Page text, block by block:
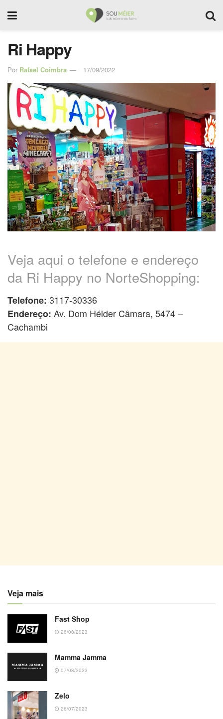
Ri Happy
Por Rafael Coimbra 17/09/2022
Veja aqui o telefone e endereço
da Ri Happy no NorteShopping:
Telefone: 3117-30336
Endereço: Av. Dom Hélder Câmara, 5474 –
Cachambi
Veja mais
Fast Shop
26/08/2023
Mamma Jamma
07/08/2023
Zelo
26/07/2023